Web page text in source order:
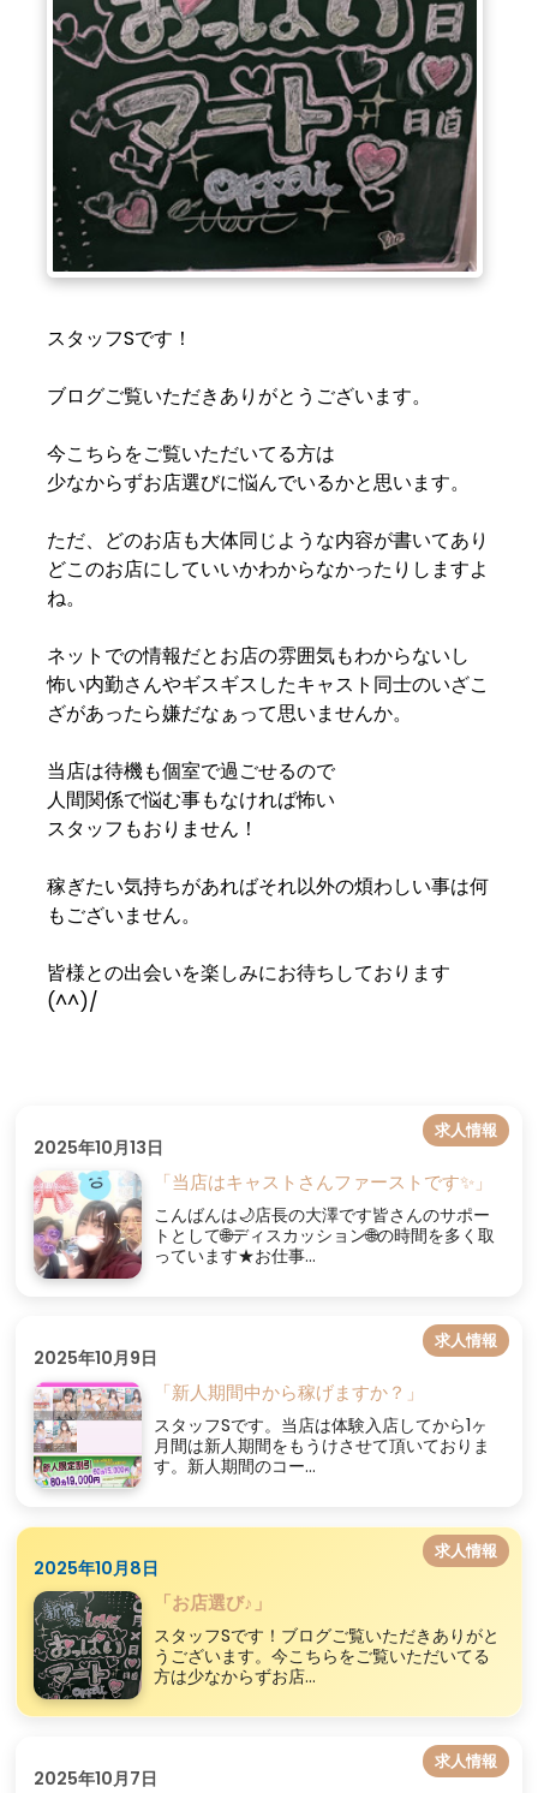
スタッフSです！
ブログご覧いただきありがとうございます。
今こちらをご覧いただいてる方は
少なからずお店選びに悩んでいるかと思います。
ただ、どのお店も大体同じような内容が書いてあり
どこのお店にしていいかわからなかったりしますよ
ね。
ネットでの情報だとお店の雰囲気もわからないし
怖い内勤さんやギスギスしたキャスト同士のいざこ
ざがあったら嫌だなぁって思いませんか。
当店は待機も個室で過ごせるので
人間関係で悩む事もなければ怖い
スタッフもおりません！
稼ぎたい気持ちがあればそれ以外の煩わしい事は何
もございません。
皆様との出会いを楽しみにお待ちしております
(^^)/
2025年10月13日
求人情報
「当店はキャストさんファーストです✨」
こんばんは🌙店長の大澤です皆さんのサポー
トとして🌐ディスカッション🌐の時間を多く取
っています★お仕事...
2025年10月9日
求人情報
「新人期間中から稼げますか？」
スタッフSです。当店は体験入店してから1ヶ
月間は新人期間をもうけさせて頂いておりま
す。新人期間のコー...
2025年10月8日
求人情報
「お店選び♪」
スタッフSです！ブログご覧いただきありがと
うございます。今こちらをご覧いただいてる
方は少なからずお店...
2025年10月7日
求人情報